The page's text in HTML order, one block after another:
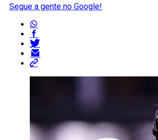
Segue a gente no Google!